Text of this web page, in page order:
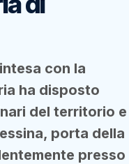
con la
ha disposto
del territorio e
porta della
presso